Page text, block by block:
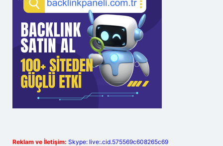
Reklam ve İletişim: Skype: live:.cid.575569c608265c69